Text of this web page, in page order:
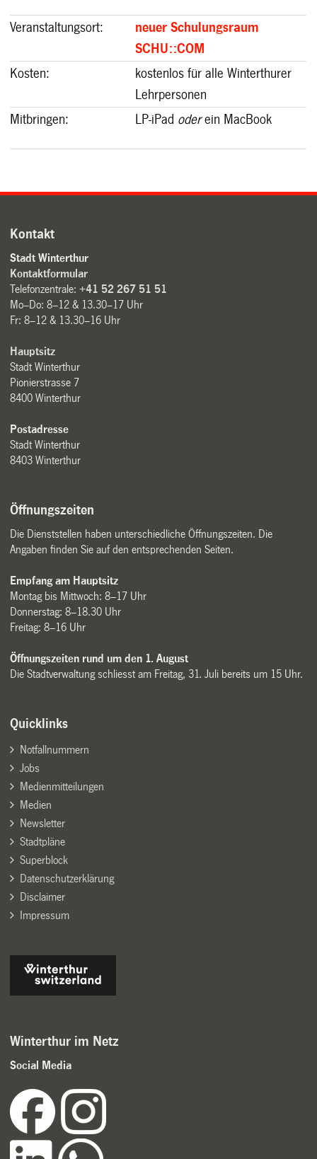
Veranstaltungsort:
neuer Schulungsraum
SCHU::COM
Kosten:
kostenlos für alle Winterthurer
Lehrpersonen
Mitbringen:
LP-iPad oderein MacBook
Kontakt
Stadt Winterthur
Kontaktformular
Telefonzentrale:+41 52 267 51 51
Mo–Do: 8–12 & 13.30–17 Uhr
Fr: 8–12 & 13.30–16 Uhr
Hauptsitz
Stadt Winterthur
Pionierstrasse 7
8400 Winterthur
Postadresse
Stadt Winterthur
8403 Winterthur
Öffnungszeiten
Die Dienststellen haben unterschiedliche Öffnungszeiten. Die
Angaben finden Sie auf den entsprechenden Seiten.
Empfang am Hauptsitz
Montag bis Mittwoch: 8–17 Uhr
Donnerstag: 8–18.30 Uhr
Freitag: 8–16 Uhr
Öffnungszeiten rund um den 1. August
Die Stadtverwaltung schliesst am Freitag, 31. Juli bereits um 15 Uhr.
Quicklinks
Notfallnummern
Jobs
Medienmitteilungen
Medien
Newsletter
Stadtpläne
Superblock
Datenschutzerklärung
Disclaimer
Impressum
Winterthur im Netz
Social Media